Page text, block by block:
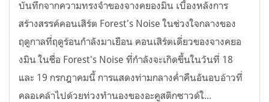
บันทึกจากความทรงจำของจางคยองมิน เบื้องหลังการ
สร้างสรรค์คอนเสิร์ต Forest's Noise ในช่วงใจกลางของ
ฤดูกาลที่ฤดูร้อนกำลังมาเยือน คอนเสิร์ตเดี่ยวของจางคยอ
งมิน ในชื่อ Forest's Noise ที่กำลังจะเกิดขึ้นในวันที่ 18
และ 19 กรกฎาคมนี้ การแสดงท่ามกลางค่ำคืนอันอบอ้าวที่
คลอเคล้าไปด้วยท่วงทำนองของอะคูสติกซาวด์ใ...